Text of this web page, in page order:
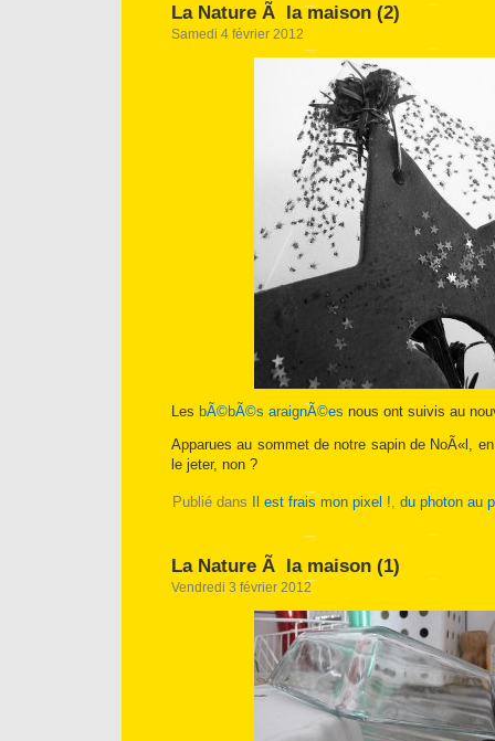
La Nature Ã la maison (2)
Samedi 4 février 2012
Les bÃ©bÃ©s araignÃ©es nous ont suivis au
Apparues au sommet de notre sapin de NoÃ«l,
le jeter, non ?
Publié dans Il est frais mon pixel !, du photon au
La Nature Ã la maison (1)
Vendredi 3 février 2012